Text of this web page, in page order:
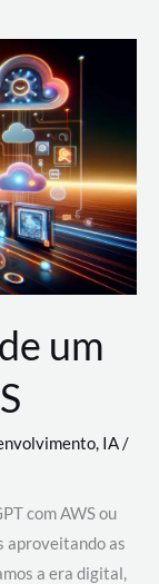
um
, IA/
com AWS ou
aproveitando as
a era digital,